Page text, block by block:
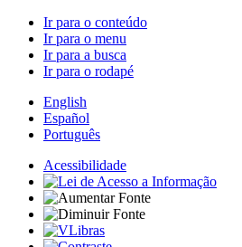
Ir para o conteúdo
Ir para o menu
Ir para a busca
Ir para o rodapé
English
Español
Português
Acessibilidade